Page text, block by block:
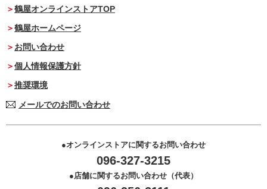
鶴屋オンラインストアTOP
鶴屋ホームページ
お問い合わせ
個人情報保護方針
推奨環境
メールでのお問い合わせ
オンラインストアに関するお問い合わせ
096-327-3215
店舗に関するお問い合わせ（代表）